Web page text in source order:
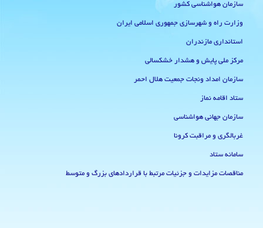
سازمان هواشناسی کشور
وزارت راه و شهرسازی جمهوری اسلامی ایران
استانداری مازندران
مرکز ملی پایش و هشدار خشکسالی
سازمان امداد ونجات جمعیت هلال احمر
ستاد اقامه نماز
سازمان جهانی هواشناسی
غربالگری و مراقبت کرونا
سامانه ستاد
مناقصات مزایدات و جزئیات مرتبط با قراردادهای بزرگ و متوسط